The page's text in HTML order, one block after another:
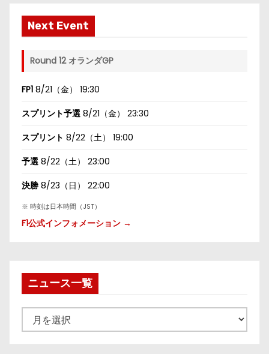
Next Event
Round 12 オランダGP
FP1 8/21（金） 19:30
スプリント予選 8/21（金） 23:30
スプリント 8/22（土） 19:00
予選 8/22（土） 23:00
決勝 8/23（日） 22:00
※ 時刻は日本時間（JST）
F1公式インフォメーション →
ニュース一覧
ュ